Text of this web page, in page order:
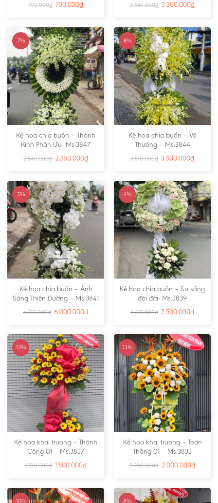
790.000₫ 700.000₫ 3.540.000₫ 3.300.000₫
-7%
Kệ hoa chia buồn – Thành
Kính Phân Ưu- Ms:3847
2.540.000₫ 2.350.000₫
-8%
Kệ hoa chia buồn – Vô
Thường – Ms:3844
3.810.000₫ 3.500.000₫
-3%
Kệ hoa chia buồn – Ánh
Sáng Thiên Đường – Ms:3841
6.210.000₫ 6.000.000₫
-4%
Kệ hoa chia buồn – Sự sống
đời đời- Ms:3839
2.610.000₫ 2.500.000₫
-13%
Kệ hoa khai trương – Thành
Công 01 – Ms:3837
1.730.000₫ 1.500.000₫
-13%
Kệ hoa khai trương – Toàn
Thắng 01 – Ms:3833
2.290.000₫ 2.000.000₫
-10% -8%